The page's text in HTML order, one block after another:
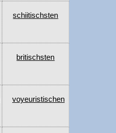
schiitischsten
britischsten
voyeuristischen